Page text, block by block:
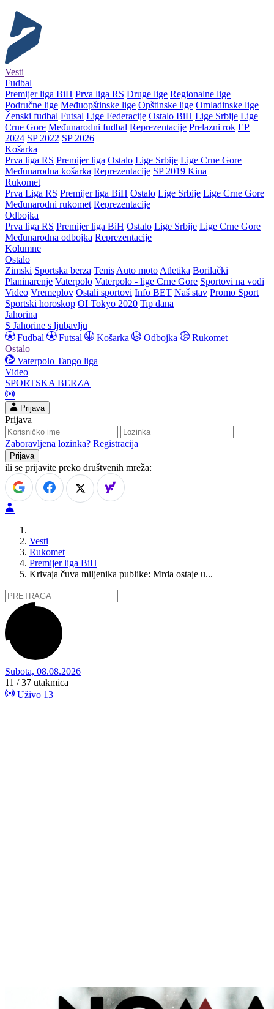
Vesti
Fudbal
Premijer liga BiH Prva liga RS Druge lige Regionalne lige
Područne lige Međuopštinske lige Opštinske lige Omladinske lige
Ženski fudbal Futsal Lige Federacije Ostalo BiH Lige Srbije Lige
Crne Gore Međunarodni fudbal Reprezentacije Prelazni rok EP
2024 SP 2022 SP 2026
Košarka
Prva liga RS Premijer liga Ostalo Lige Srbije Lige Crne Gore
Međunarodna košarka Reprezentacije SP 2019 Kina
Rukomet
Prva Liga RS Premijer liga BiH Ostalo Lige Srbije Lige Crne Gore
Međunarodni rukomet Reprezentacije
Odbojka
Prva liga RS Premijer liga BiH Ostalo Lige Srbije Lige Crne Gore
Međunarodna odbojka Reprezentacije
Kolumne
Ostalo
Zimski Sportska berza Tenis Auto moto Atletika Borilački
Planinarenje Vaterpolo Vaterpolo - lige Crne Gore Sportovi na vodi
Video Vremeplov Ostali sportovi Info BET Naš stav Promo Sport
Sportski horoskop OI Tokyo 2020 Tip dana
Jahorina
S Jahorine s ljubavlju
Fudbal
Futsal Košarka Odbojka
Rukomet
Ostalo
Vaterpolo Tango liga
Video
SPORTSKA BERZA
Prijava
Prijava
Zaboravljena lozinka? Registracija
ili se prijavite preko društvenih mreža:
Vesti
Rukomet
Premijer liga BiH
Krivaja čuva miljenika publike: Mrda ostaje u...
Subota, 08.08.2026
11 / 37 utakmica
Uživo 13